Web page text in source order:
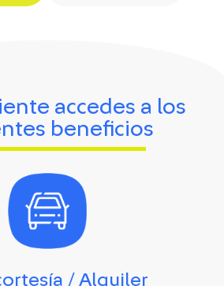
accedes a los
beneficios
/ Alquiler